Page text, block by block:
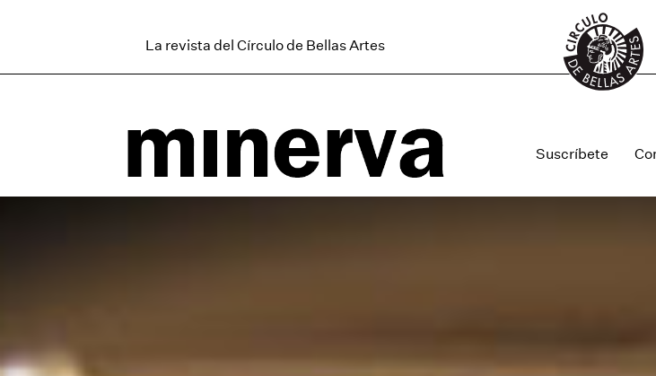
La revista del Círculo de Bellas Artes
Suscríbete